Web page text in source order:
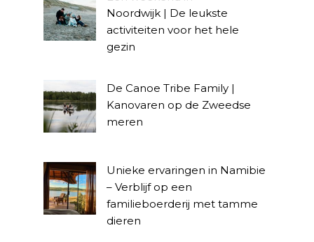
Noordwijk | De leukste
activiteiten voor het hele
gezin
De Canoe Tribe Family |
Kanovaren op de Zweedse
meren
Unieke ervaringen in Namibie
– Verblijf op een
familieboerderij met tamme
dieren